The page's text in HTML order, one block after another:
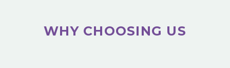
WHY CHOOSING US